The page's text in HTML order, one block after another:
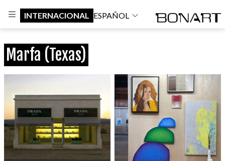
INTERNACIONAL ESPAÑOL
Marfa (Texas)